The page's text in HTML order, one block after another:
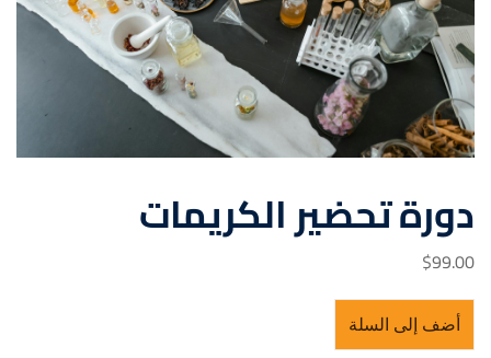
دورة تحضير الكريمات
$99.00
أضف إلى السلة